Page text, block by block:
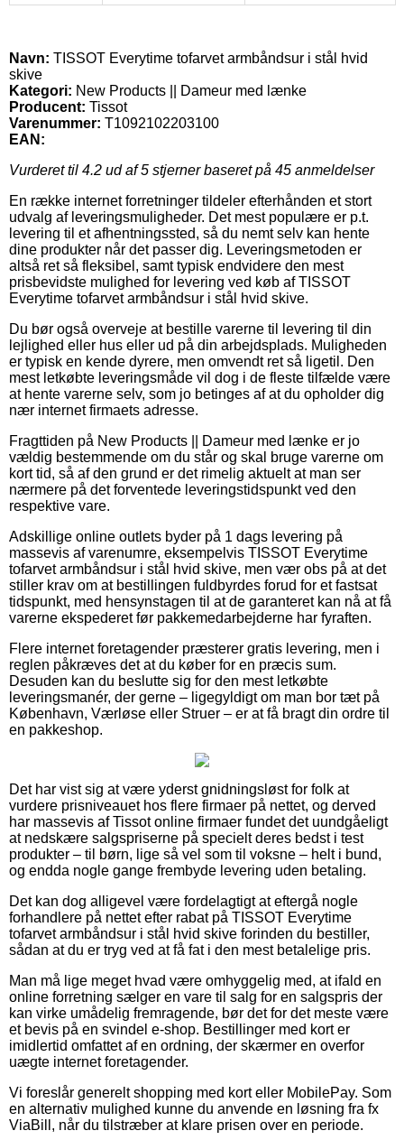
Navn: TISSOT Everytime tofarvet armbåndsur i stål hvid
skive
Kategori: New Products || Dameur med lænke
Producent: Tissot
Varenummer: T1092102203100
EAN:
Vurderet til 4.2 ud af 5 stjerner baseret på 45 anmeldelser
En række internet forretninger tildeler efterhånden et stort
udvalg af leveringsmuligheder. Det mest populære er p.t.
levering til et afhentningssted, så du nemt selv kan hente
dine produkter når det passer dig. Leveringsmetoden er
altså ret så fleksibel, samt typisk endvidere den mest
prisbevidste mulighed for levering ved køb af TISSOT
Everytime tofarvet armbåndsur i stål hvid skive.
Du bør også overveje at bestille varerne til levering til din
lejlighed eller hus eller ud på din arbejdsplads. Muligheden
er typisk en kende dyrere, men omvendt ret så ligetil. Den
mest letkøbte leveringsmåde vil dog i de fleste tilfælde være
at hente varerne selv, som jo betinges af at du opholder dig
nær internet firmaets adresse.
Fragttiden på New Products || Dameur med lænke er jo
vældig bestemmende om du står og skal bruge varerne om
kort tid, så af den grund er det rimelig aktuelt at man ser
nærmere på det forventede leveringstidspunkt ved den
respektive vare.
Adskillige online outlets byder på 1 dags levering på
massevis af varenumre, eksempelvis TISSOT Everytime
tofarvet armbåndsur i stål hvid skive, men vær obs på at det
stiller krav om at bestillingen fuldbyrdes forud for et fastsat
tidspunkt, med hensynstagen til at de garanteret kan nå at få
varerne ekspederet før pakkemedarbejderne har fyraften.
Flere internet foretagender præsterer gratis levering, men i
reglen påkræves det at du køber for en præcis sum.
Desuden kan du beslutte sig for den mest letkøbte
leveringsmanér, der gerne – ligegyldigt om man bor tæt på
København, Værløse eller Struer – er at få bragt din ordre til
en pakkeshop.
Det har vist sig at være yderst gnidningsløst for folk at
vurdere prisniveauet hos flere firmaer på nettet, og derved
har massevis af Tissot online firmaer fundet det uundgåeligt
at nedskære salgspriserne på specielt deres bedst i test
produkter – til børn, lige så vel som til voksne – helt i bund,
og endda nogle gange frembyde levering uden betaling.
Det kan dog alligevel være fordelagtigt at eftergå nogle
forhandlere på nettet efter rabat på TISSOT Everytime
tofarvet armbåndsur i stål hvid skive forinden du bestiller,
sådan at du er tryg ved at få fat i den mest betalelige pris.
Man må lige meget hvad være omhyggelig med, at ifald en
online forretning sælger en vare til salg for en salgspris der
kan virke umådelig fremragende, bør det for det meste være
et bevis på en svindel e-shop. Bestillinger med kort er
imidlertid omfattet af en ordning, der skærmer en overfor
uægte internet foretagender.
Vi foreslår generelt shopping med kort eller MobilePay. Som
en alternativ mulighed kunne du anvende en løsning fra fx
ViaBill, når du tilstræber at klare prisen over en periode.